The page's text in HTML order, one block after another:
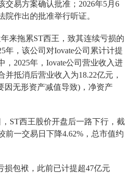
交易方案确认批准；2026年5月6
院作出的批准举行听证。
来拖累ST西王，致其连续亏损的
年，该公司对Iovate公司累计计提
，2025年，Iovate公司营业收入进
抵消后营业收入为18.22亿元，
因无形资产减值导致)，净资产
ST西王股价开盘后一路下行，截
前一交易日下降4.62%，总市值约
损包袱，此前已计提超47亿元